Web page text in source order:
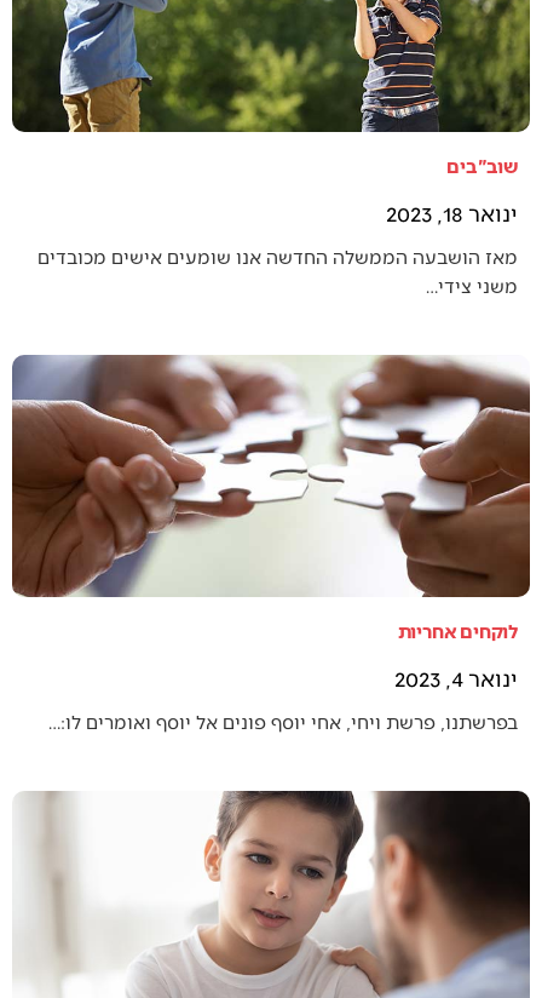
שוב"בים
ינואר 18, 2023
מאז הושבעה הממשלה החדשה אנו שומעים אישים מכובדים
משני צידי…
לוקחים אחריות
ינואר 4, 2023
בפרשתנו, פרשת ויחי, אחי יוסף פונים אל יוסף ואומרים לו:…